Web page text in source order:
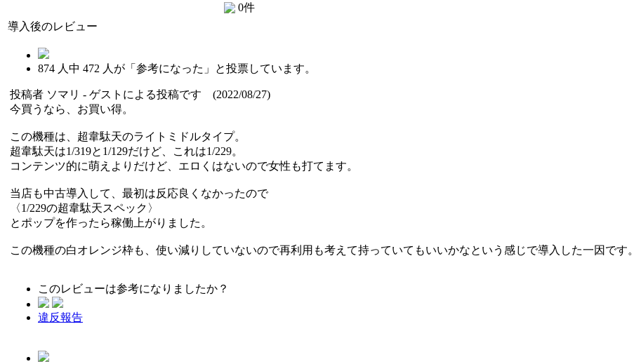
0件
導入後のレビュー
874 人中 472 人が「参考になった」と投票しています。
投稿者 ソマリ - ゲストによる投稿です (2022/08/27)
今買うなら、お買い得。
この機種は、超韋駄天のライトミドルタイプ。
超韋駄天は1/319と1/129だけど、これは1/229。
コンテンツ的に萌えよりだけど、エロくはないので女性も打てます。
当店も中古導入して、最初は反応良くなかったので
〈1/229の超韋駄天スペック〉
とポップを作ったら稼働上がりました。
この機種の白オレンジ枠も、使い減りしていないので再利用も考えて持っていてもいいかなという感じで導入した一因です。
このレビューは参考になりましたか？
違反報告